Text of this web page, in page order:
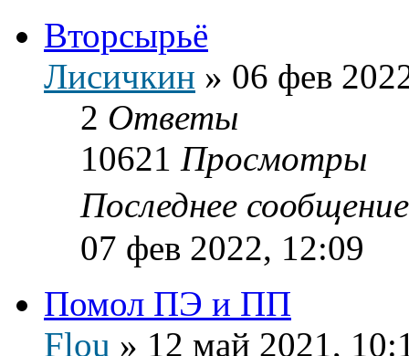
Вторсырьё
Лисичкин » 06 фев
2 Ответы
10621 Просмотры
Последнее
07 фев 2022, 12:09
Помол ПЭ и ПП
Flou » 12 май 2021,